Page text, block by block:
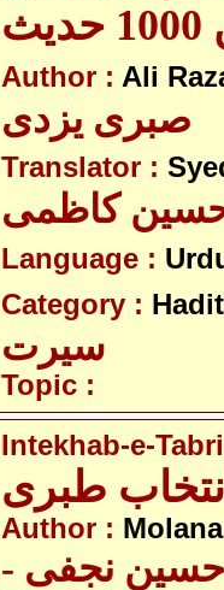
Author : Ali
Translator :
حسین کاظمی
Language :
Category :
سیرت
Topic :
Intekhab-e-Tabri
Author :